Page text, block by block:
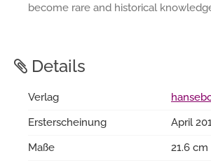
become rare and historical
Details
Verlag
Ersterscheinung
April
Maße
21.6 cm